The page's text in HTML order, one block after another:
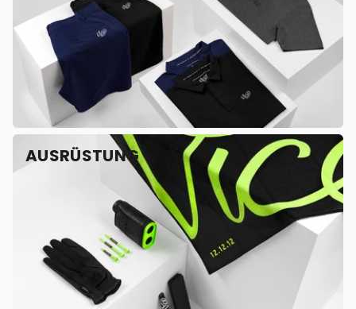
AUSRÜSTUNG